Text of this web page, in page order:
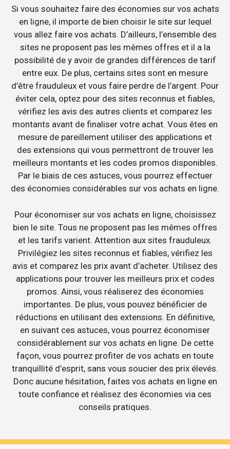
Si vous souhaitez faire des économies sur vos achats
en ligne, il importe de bien choisir le site sur lequel
vous allez faire vos achats. D’ailleurs, l’ensemble des
sites ne proposent pas les mêmes offres et il a la
possibilité de y avoir de grandes différences de tarif
entre eux. De plus, certains sites sont en mesure
d’être frauduleux et vous faire perdre de l’argent. Pour
éviter cela, optez pour des sites reconnus et fiables,
vérifiez les avis des autres clients et comparez les
montants avant de finaliser votre achat. Vous êtes en
mesure de pareillement utiliser des applications et
des extensions qui vous permettront de trouver les
meilleurs montants et les codes promos disponibles.
Par le biais de ces astuces, vous pourrez effectuer
des économies considérables sur vos achats en ligne.
Pour économiser sur vos achats en ligne, choisissez
bien le site. Tous ne proposent pas les mêmes offres
et les tarifs varient. Attention aux sites frauduleux.
Privilégiez les sites reconnus et fiables, vérifiez les
avis et comparez les prix avant d’acheter. Utilisez des
applications pour trouver les meilleurs prix et codes
promos. Ainsi, vous réaliserez des économies
importantes. De plus, vous pouvez bénéficier de
réductions en utilisant des extensions. En définitive,
en suivant ces astuces, vous pourrez économiser
considérablement sur vos achats en ligne. De cette
façon, vous pourrez profiter de vos achats en toute
tranquillité d’esprit, sans vous soucier des prix élevés.
Donc aucune hésitation, faites vos achats en ligne en
toute confiance et réalisez des économies via ces
conseils pratiques.